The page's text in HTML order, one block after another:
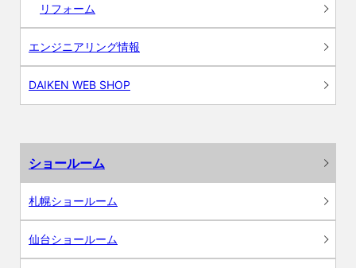
リフォーム
エンジニアリング情報
DAIKEN WEB SHOP
ショールーム
札幌ショールーム
仙台ショールーム